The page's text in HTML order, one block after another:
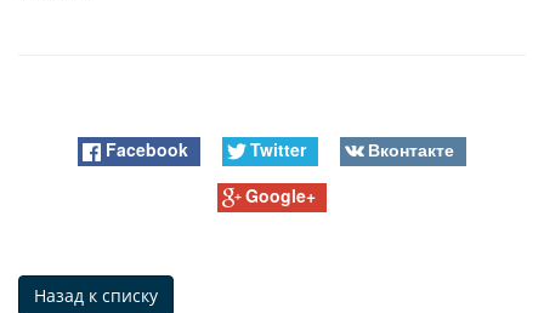
Facebook Twitter
Вконтакте
Google+
Назад к списку